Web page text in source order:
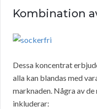
Kombination
Dessa koncentrat
alla kan blandas med
marknaden. Några av
inkluderar: